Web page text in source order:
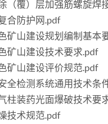
（覆）层加强筋螺旋焊
合防护网.pdf
矿山建设规划编制基本
矿山建设技术要求.pdf
矿山建设评价规范.pdf
全检测系统通用技术条
柱装药光面爆破技术要
技术规范.pdf